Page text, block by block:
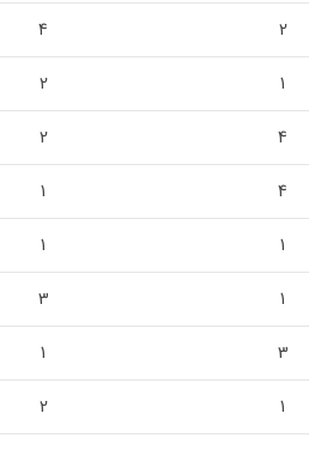
2
4
1
2
4
2
4
1
1
1
1
3
3
1
1
2